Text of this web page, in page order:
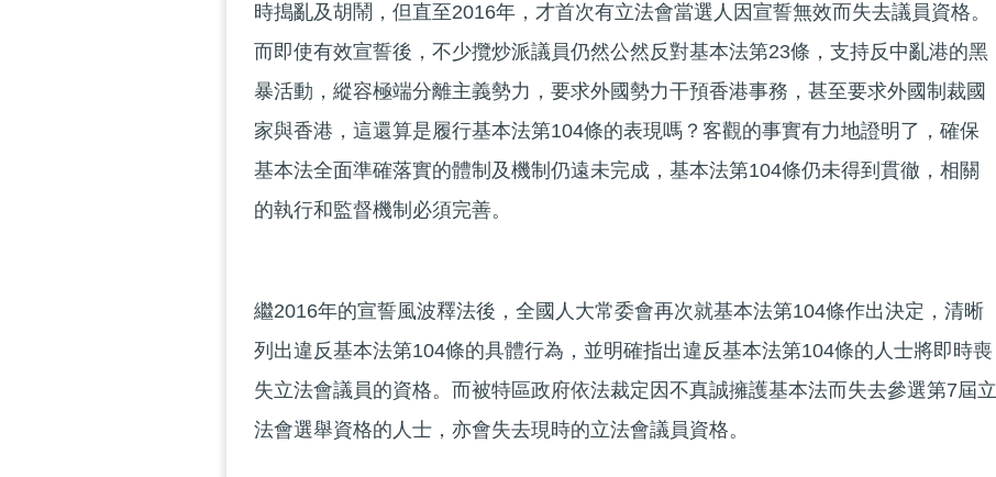
時搗亂及胡鬧，但直至2016年，才首次有立法會當選人因宣誓無效而失去議員資格。
而即使有效宣誓後，不少攬炒派議員仍然公然反對基本法第23條，支持反中亂港的黑
暴活動，縱容極端分離主義勢力，要求外國勢力干預香港事務，甚至要求外國制裁國
家與香港，這還算是履行基本法第104條的表現嗎？客觀的事實有力地證明了，確保
基本法全面準確落實的體制及機制仍遠未完成，基本法第104條仍未得到貫徹，相關
的執行和監督機制必須完善。
繼2016年的宣誓風波釋法後，全國人大常委會再次就基本法第104條作出決定，清晰
列出違反基本法第104條的具體行為，並明確指出違反基本法第104條的人士將即時喪
失立法會議員的資格。而被特區政府依法裁定因不真誠擁護基本法而失去參選第7屆立
法會選舉資格的人士，亦會失去現時的立法會議員資格。